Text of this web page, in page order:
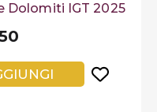
Dolomiti IGT 2025